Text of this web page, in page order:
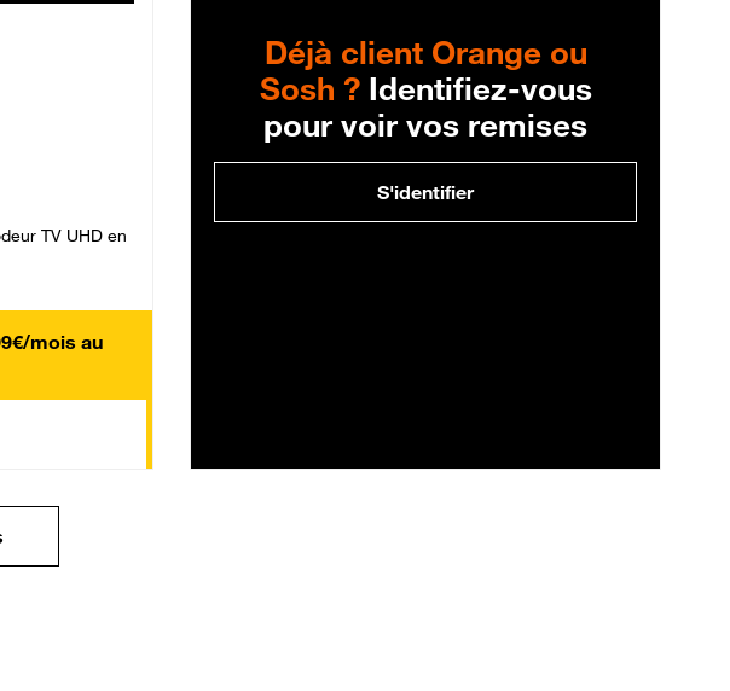
TV UHD en
mois au
Déjà client Orange ou
Sosh ?Identifiez-vous
pour voir vos remises
S'identifier